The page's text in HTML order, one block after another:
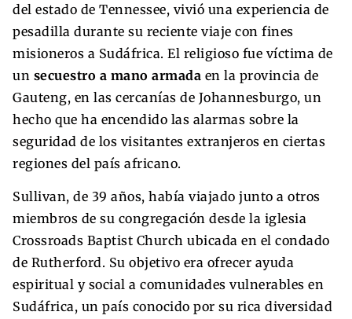
del estado de Tennessee, vivió una experiencia de
pesadilla durante su reciente viaje con fines
misioneros a Sudáfrica. El religioso fue víctima de
un secuestro a mano armada en la provincia de
Gauteng, en las cercanías de Johannesburgo, un
hecho que ha encendido las alarmas sobre la
seguridad de los visitantes extranjeros en ciertas
regiones del país africano.
Sullivan, de 39 años, había viajado junto a otros
miembros de su congregación desde la iglesia
Crossroads Baptist Church ubicada en el condado
de Rutherford. Su objetivo era ofrecer ayuda
espiritual y social a comunidades vulnerables en
Sudáfrica, un país conocido por su rica diversidad